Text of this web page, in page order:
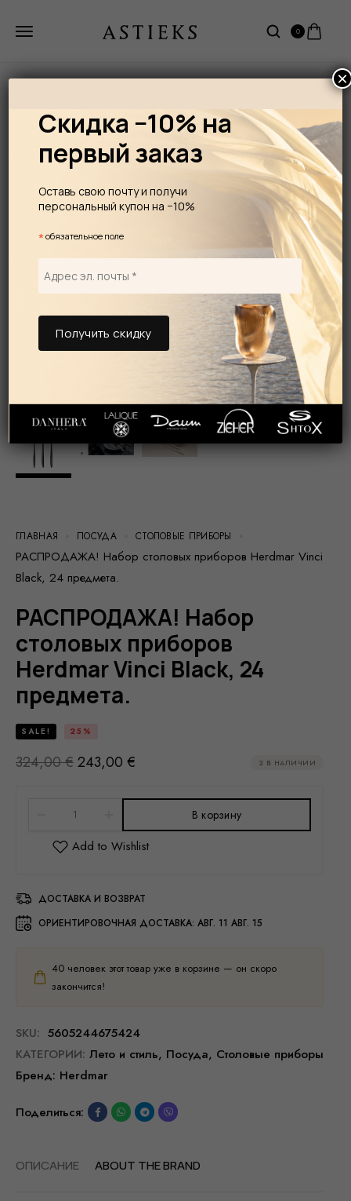
0
ГЛАВНАЯ ПОСУДА СТОЛОВЫЕ ПРИБОРЫ
РАСПРОДАЖА! Набор столовых приборов Herdmar Vinci
Black, 24 предмета.
РАСПРОДАЖА! Набор
столовых приборов
Herdmar Vinci Black, 24
предмета.
SALE! 25%
324,00€243,00 € 2 В НАЛИЧИИ
В корзину
ДОСТАВКА И ВОЗВРАТ
ОРИЕНТИРОВОЧНАЯ ДОСТАВКА: АВГ. 11 АВГ. 15
40 человек этот товар уже в корзине — он скоро
закончится!
SKU: 5605244675424
КАТЕГОРИИ: Лето и стиль, Посуда, Столовые приборы
Бренд: Herdmar
Поделиться:
ОПИСАНИЕ ABOUT THE BRAND
Скидка −10% на
первый заказ
Оставь свою почту и получи
персональный купон на −10%
* обязательное поле
×